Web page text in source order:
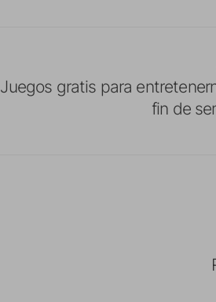
Juegos gratis para
fin de